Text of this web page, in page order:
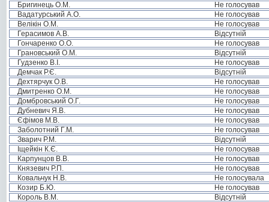
Бригинець О.М.
Не голосував
Вадатурський А.О.
Не голосував
Велікін О.М.
Не голосував
Герасимов А.В.
Відсутній
Гончаренко О.О.
Не голосував
Грановський О.М.
Відсутній
Гудзенко В.І.
Не голосував
Демчак Р.Є.
Відсутній
Дехтярчук О.В.
Не голосував
Дмитренко О.М.
Не голосував
Домбровський О.Г.
Не голосував
Дубневич Я.В.
Не голосував
Єфімов М.В.
Не голосував
Заболотний Г.М.
Не голосував
Зварич Р.М.
Відсутній
Іщейкін К.Є.
Не голосував
Карпунцов В.В.
Не голосував
Князевич Р.П.
Не голосував
Ковальчук Н.В.
Не голосувала
Козир Б.Ю.
Не голосував
Король В.М.
Відсутній